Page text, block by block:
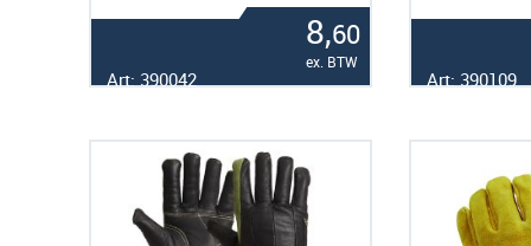
8,60
ex. BTW
Art: 390042 Art: 390109